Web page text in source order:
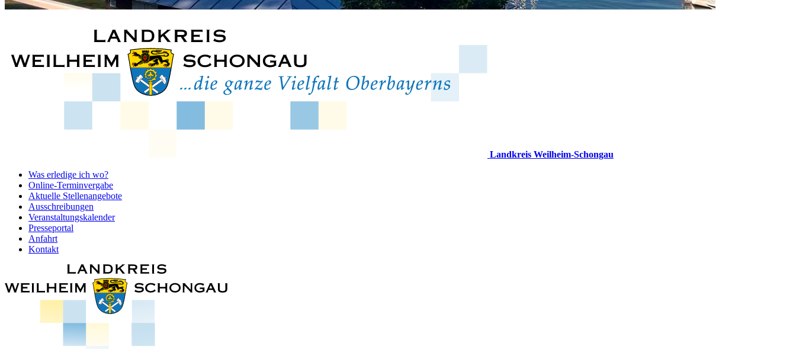
Landkreis Weilheim-Schongau
Was erledige ich wo?
Online-Terminvergabe
Aktuelle Stellenangebote
Ausschreibungen
Veranstaltungskalender
Presseportal
Anfahrt
Kontakt